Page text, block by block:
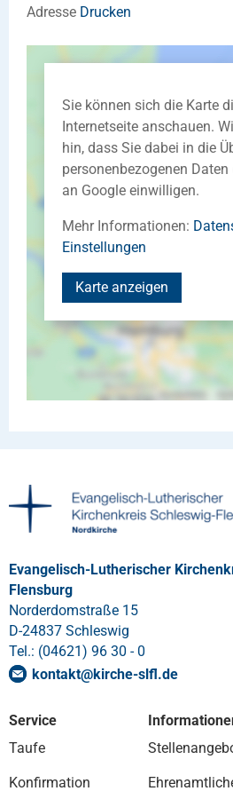
Adresse Drucken
Sie können sich die Karte
Internetseite anschauen.
hin, dass Sie dabei in die
personenbezogenen Daten
an Google einwilligen.
Mehr Informationen:
Einstellungen
Karte anzeigen
Evangelisch-Lutherischer
Flensburg
Norderdomstraße 15
D-24837 Schleswig
Tel.: (04621) 96 30 - 0
kontakt@kirche-slfl.de
Service
Taufe
Konfirmation